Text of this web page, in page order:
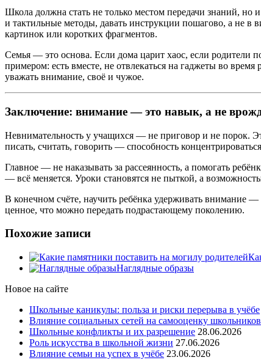
Школа должна стать не только местом передачи знаний, но
и тактильные методы, давать инструкции пошагово, а не в
картинок или коротких фрагментов.
Семья — это основа. Если дома царит хаос, если родители
примером: есть вместе, не отвлекаться на гаджеты во
уважать внимание, своё и чужое.
Заключение: внимание — это навык, а не
Невнимательность у учащихся — не приговор и не порок.
писать, считать, говорить — способность
Главное — не наказывать за рассеянность, а помогать
— всё меняется. Уроки становятся не пыткой, а
В конечном счёте, научить ребёнка удерживать внимание
ценное, что можно передать подрастающему поколению.
Похожие записи
Наглядные образы
Новое на сайте
Школьные каникулы: польза и риски перерыва в учёбе
Влияние социальных сетей на самооценку школьников
Школьные конфликты и их разрешение 28.06.2026
Роль искусства в школьной жизни 27.06.2026
Влияние семьи на успех в учёбе 23.06.2026